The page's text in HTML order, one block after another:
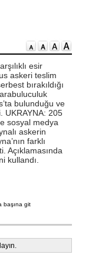
esir
askeri teslim
bırakıldığı
bulunduğu ve
UKRAYNA: 205
sosyal medya
askerin
farklı
Açıklamasında
kullandı.
başına git
ve Orman Bakanlığı, gıda
taklit ve tağşiş yapan
ifşalamaya devam ediyor.
Kulübü, futbolculardan
Ndidi'nin ayak bileğinde
yaralanması tespit edildiğini